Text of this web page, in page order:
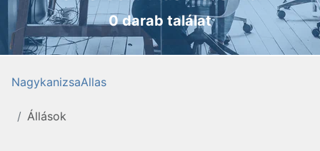
0 darab találat
NagykanizsaAllas
Állások